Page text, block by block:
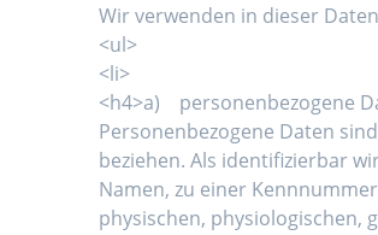
Wir verwenden in dieser
<ul>
<li>
<h4>a) personenbezogene
Personenbezogene Daten
beziehen. Als identifizierbar
Namen, zu einer
physischen, physiologischen,